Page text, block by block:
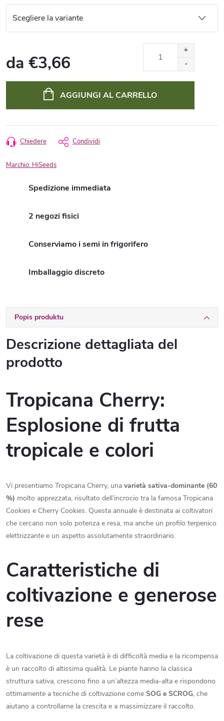
da €3,66
AGGIUNGI AL CARRELLO
Chiedere Condividi
Marchio: HiSeeds
Spedizione immediata
2 negozi fisici
Conserviamo i semi in frigorifero
Imballaggio discreto
Popis produktu
Descrizione dettagliata del
prodotto
Tropicana Cherry:
Esplosione di frutta
tropicale e colori
Vi presentiamo Tropicana Cherry, una varietà sativa-dominante (60
%) molto apprezzata, risultato dell’incrocio tra la famosa Tropicana
Cookies e Cherry Cookies. Questa annuale è destinata ai coltivatori
che cercano non solo potenza e resa, ma anche un profilo terpenico
elettrizzante e un aspetto assolutamente straordinario.
Caratteristiche di
coltivazione e generose
rese
La coltivazione di questa varietà è di difficoltà media e la ricompensa
è un raccolto di altissima qualità. Le piante hanno la classica
struttura sativa, crescono fino a un’altezza media-alta e rispondono
ottimamente a tecniche di coltivazione come SOG e SCROG, che
aiutano a controllarne la crescita e a massimizzare il raccolto.